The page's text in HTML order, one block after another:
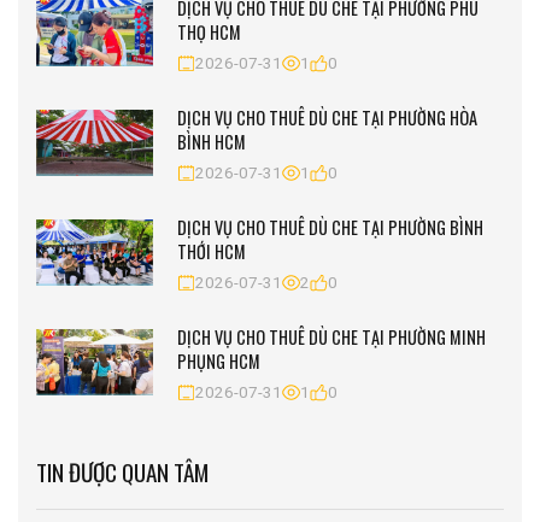
DỊCH VỤ CHO THUÊ DÙ CHE TẠI PHƯỜNG PHÚ
THỌ HCM
2026-07-31 1 0
DỊCH VỤ CHO THUÊ DÙ CHE TẠI PHƯỜNG HÒA
BÌNH HCM
2026-07-31 1 0
DỊCH VỤ CHO THUÊ DÙ CHE TẠI PHƯỜNG BÌNH
THỚI HCM
2026-07-31 2 0
DỊCH VỤ CHO THUÊ DÙ CHE TẠI PHƯỜNG MINH
PHỤNG HCM
2026-07-31 1 0
TIN ĐƯỢC QUAN TÂM